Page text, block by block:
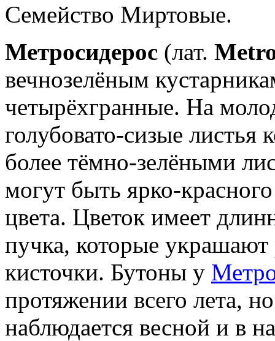
Семейство Миртовые.
Метросидерос (лат.
вечнозелёным
четырёхгранные. На
голубовато-сизые
более тёмно-зелёными
могут быть ярко-
цвета. Цветок имеет
пучка, которые
кисточки. Бутоны у
протяжении всего лета,
наблюдается весной и в